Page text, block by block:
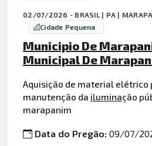
02/07/2026 - BRASIL | PA |
Cidade Pequena
Municipio De
Municipal De
Aquisição de material elétrico
manutenção da iluminação
marapanim
Data do Pregão:09/07/